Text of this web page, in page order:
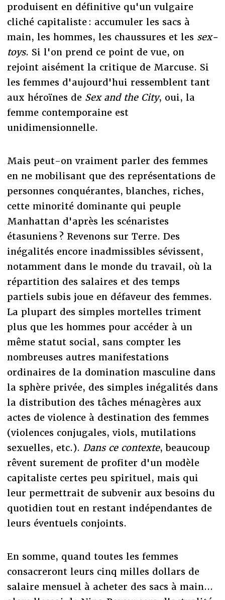
produisent en définitive qu'un vulgaire
cliché capitaliste : accumuler les sacs à
main, les hommes, les chaussures et les sex-
toys. Si l'on prend ce point de vue, on
rejoint aisément la critique de Marcuse. Si
les femmes d'aujourd'hui ressemblent tant
aux héroïnes de Sex and the City, oui, la
femme contemporaine est
unidimensionnelle.
Mais peut-on vraiment parler des femmes
en ne mobilisant que des représentations de
personnes conquérantes, blanches, riches,
cette minorité dominante qui peuple
Manhattan d'après les scénaristes
étasuniens ? Revenons sur Terre. Des
inégalités encore inadmissibles sévissent,
notamment dans le monde du travail, où la
répartition des salaires et des temps
partiels subis joue en défaveur des femmes.
La plupart des simples mortelles triment
plus que les hommes pour accéder à un
même statut social, sans compter les
nombreuses autres manifestations
ordinaires de la domination masculine dans
la sphère privée, des simples inégalités dans
la distribution des tâches ménagères aux
actes de violence à destination des femmes
(violences conjugales, viols, mutilations
sexuelles, etc.). Dans ce contexte, beaucoup
rêvent surement de profiter d'un modèle
capitaliste certes peu spirituel, mais qui
leur permettrait de subvenir aux besoins du
quotidien tout en restant indépendantes de
leurs éventuels conjoints.
En somme, quand toutes les femmes
consacreront leurs cinq milles dollars de
salaire mensuel à acheter des sacs à main...